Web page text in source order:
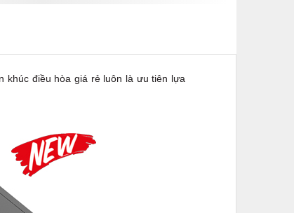
khúc điều hòa giá rẻ luôn là ưu tiên lựa